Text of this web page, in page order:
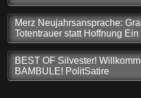
Merz Neujahrsansprache:
Totentrauer statt Hoffnung
BEST OF Silvester!
BAMBULE! PolitSatire